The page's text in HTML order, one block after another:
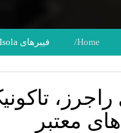
Home فیبرهای Isola
راجرز،
معتبر